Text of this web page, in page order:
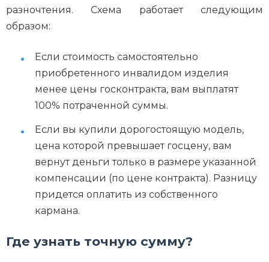
разночтения. Схема работает следующим
образом:
Если стоимость самостоятельно
приобретенного инвалидом изделия
менее цены госконтракта, вам выплатят
100% потраченной суммы.
Если вы купили дорогостоящую модель,
цена которой превышает госцену, вам
вернут деньги только в размере указанной
компенсации (по цене контракта). Разницу
придется оплатить из собственного
кармана.
Где узнать точную сумму?